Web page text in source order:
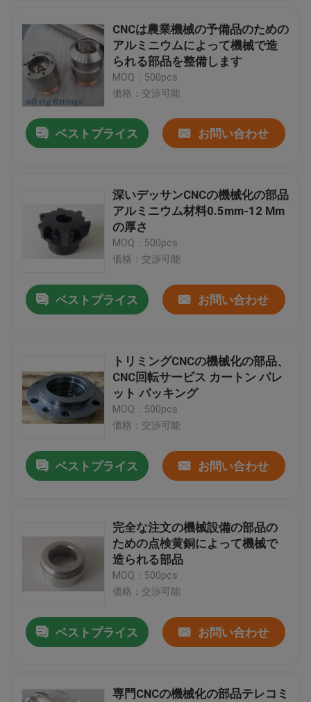
CNCは農業機械の予備品のための
アルミニウムによって機械で造
られる部品を整備します
MOQ：500pcs
価格：交渉可能
ベストプライス お問い合わせ
深いデッサンCNCの機械化の部品
アルミニウム材料0.5mm-12 Mm
の厚さ
MOQ：500pcs
価格：交渉可能
ベストプライス お問い合わせ
トリミングCNCの機械化の部品、
CNC回転サービス カートン パレ
ット パッキング
MOQ：500pcs
価格：交渉可能
ベストプライス お問い合わせ
完全な注文の機械設備の部品の
ための点検黄銅によって機械で
造られる部品
MOQ：500pcs
価格：交渉可能
ベストプライス お問い合わせ
専門CNCの機械化の部品テレコミ